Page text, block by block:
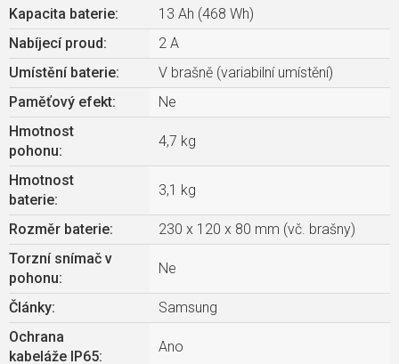
Kapacita baterie:
13 Ah (468 Wh)
Nabíjecí proud:
2 A
Umístění baterie:
V brašně (variabilní umístění)
Paměťový efekt:
Ne
Hmotnost
pohonu:
4,7 kg
Hmotnost
baterie:
3,1 kg
Rozměr baterie:
230 x 120 x 80 mm (vč. brašny)
Torzní snímač v
pohonu:
Ne
Články:
Samsung
Ochrana
kabeláže IP65:
Ano